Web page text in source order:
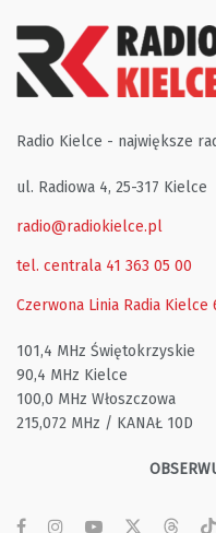
Radio Kielce - największe
ul. Radiowa 4, 25-317 Kielce
radio@radiokielce.pl
tel. centrala 41 363 05 00
Czerwona Linia Radia Kielce
101,4 MHz Świętokrzyskie
90,4 MHz Kielce
100,0 MHz Włoszczowa
215,072 MHz / KANAŁ 10D